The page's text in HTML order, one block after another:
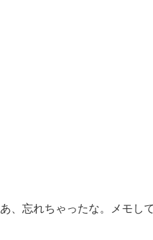
、忘れちゃったな。メモして